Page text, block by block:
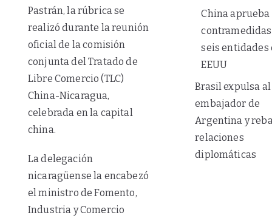
Pastrán, la rúbrica se
realizó durante la reunión
oficial de la comisión
conjunta del Tratado de
Libre Comercio (TLC)
China-Nicaragua,
celebrada en la capital
china.
La delegación
nicaragüense la encabezó
el ministro de Fomento,
Industria y Comercio
China aprueba
seis entidades
EEUU
Brasil expulsa al
embajador de
Argentina y
relaciones
diplomáticas